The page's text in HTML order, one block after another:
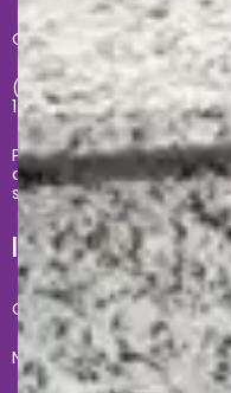
Central de atendimento
(11) 2681-4020 -
17h
Problemas com sua
contato com
INSTITUCIONAL E AJUDA
Conheça a gente
Nossas lojas